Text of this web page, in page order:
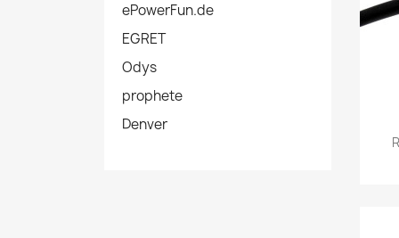
ePowerFun.de
EGRET
Odys
prophete
Denver